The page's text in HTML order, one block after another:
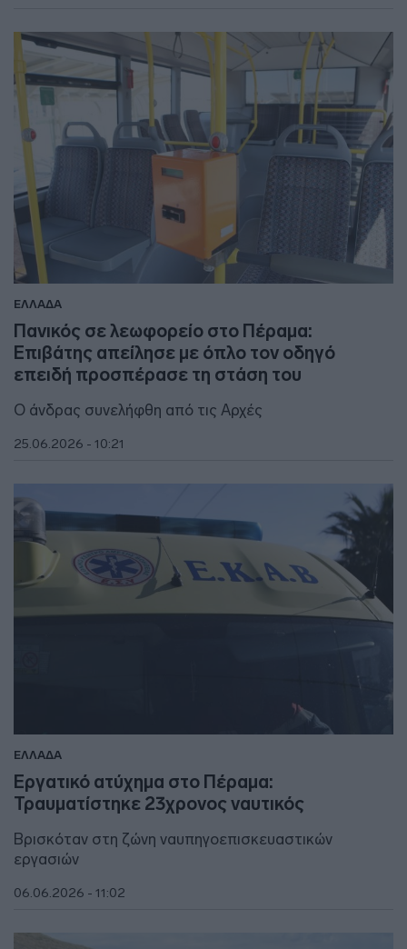
ΕΛΛΑΔΑ
Πανικός σε λεωφορείο στο Πέραμα:
Επιβάτης απείλησε με όπλο τον οδηγό
επειδή προσπέρασε τη στάση του
Ο άνδρας συνελήφθη από τις Αρχές
25.06.2026 - 10:21
ΕΛΛΑΔΑ
Εργατικό ατύχημα στο Πέραμα:
Τραυματίστηκε 23χρονος ναυτικός
Βρισκόταν στη ζώνη ναυπηγοεπισκευαστικών
εργασιών
06.06.2026 - 11:02